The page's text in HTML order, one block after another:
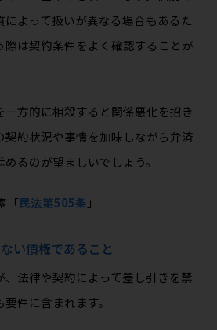
よって扱いが異なる場合もあるた
際は契約条件をよく確認することが
一方的に相殺すると関係悪化を招き
契約状況や事情を加味しながら弁済
るのが望ましいでしょう。
「民法第505条 」
い債権であること
法律や契約によって差し引きを禁
件に含まれます。